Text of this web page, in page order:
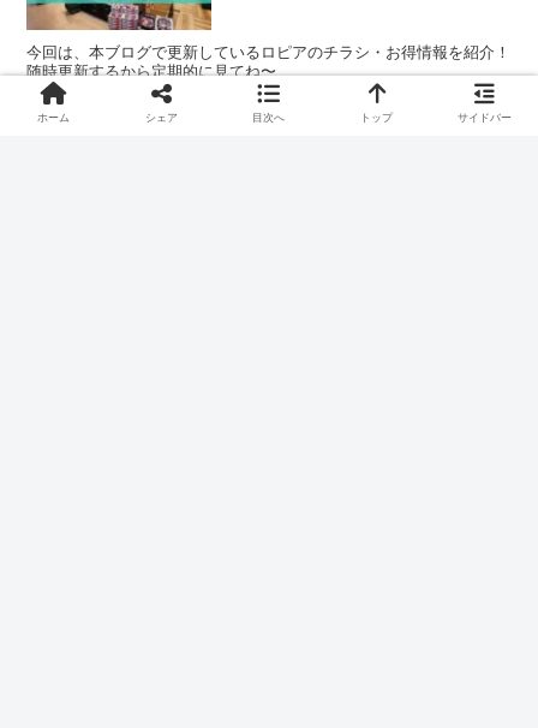
今回は、本ブログで更新しているロピアのチラシ・お得情報を紹介！
随時更新するから定期的に見てね〜
ホーム シェア 目次へ トップ サイドバー